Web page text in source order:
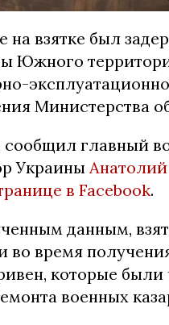
на взятке был
Южного
Министерства
сообщил главный
Украины
в Facebook.
данным,
во время
которые были
военных